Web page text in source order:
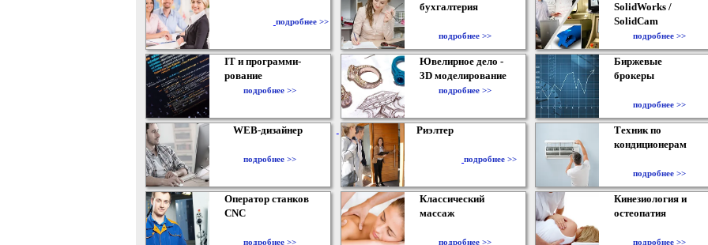
подробнее >>
бухгалтерия
подробнее >>
SolidWorks /
SolidCam
подробнее >>
IT и программи-
рование
подробнее >>
Ювелирное дело -
3D моделирование
подробнее >>
Биржевые
брокеры
подробнее >>
WEB-дизайнер
подробнее >>
Риэлтер
подробнее >>
Техник по
кондиционерам
подробнее >>
Оператор станков
CNC
подробнее >>
Классический
массаж
подробнее >>
Кинезиология и
остеопатия
подробнее >>